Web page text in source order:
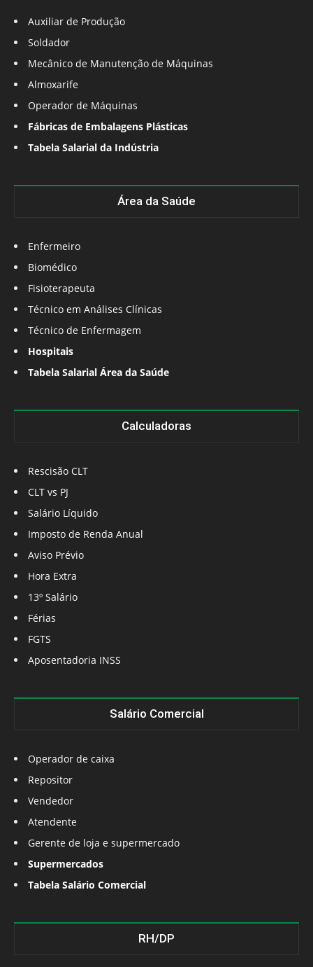
Auxiliar de Produção
Soldador
Mecânico de Manutenção de Máquinas
Almoxarife
Operador de Máquinas
Fábricas de Embalagens Plásticas
Tabela Salarial da Indústria
Área da Saúde
Enfermeiro
Biomédico
Fisioterapeuta
Técnico em Análises Clínicas
Técnico de Enfermagem
Hospitais
Tabela Salarial Área da Saúde
Calculadoras
Rescisão CLT
CLT vs PJ
Salário Líquido
Imposto de Renda Anual
Aviso Prévio
Hora Extra
13º Salário
Férias
FGTS
Aposentadoria INSS
Salário Comercial
Operador de caixa
Repositor
Vendedor
Atendente
Gerente de loja e supermercado
Supermercados
Tabela Salário Comercial
RH/DP